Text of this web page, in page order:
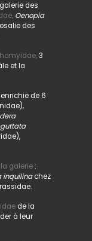
des
Oenopia
des
3
et la
enrichie de 6
galerie:
inquilinachez
de la
à leur